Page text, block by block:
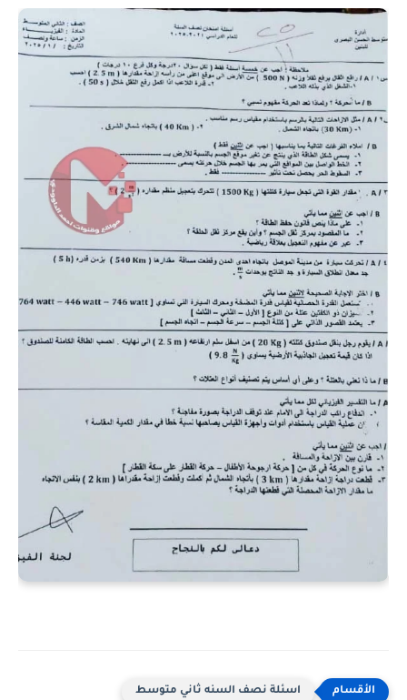
اسئلة نصف السنه ثاني متوسط